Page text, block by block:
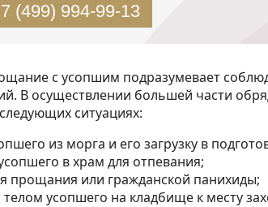
(499) 994-99-13
с усопшим подразумевает
В осуществлении большей части
ситуациях:
из морга и его загрузку в
в храм для отпевания;
прощания или гражданской панихиды;
усопшего на кладбище к месту